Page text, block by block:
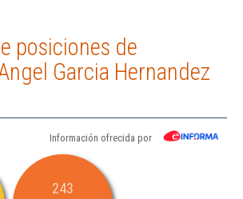
posiciones de
Garcia Hernandez
Información ofrecida por
243